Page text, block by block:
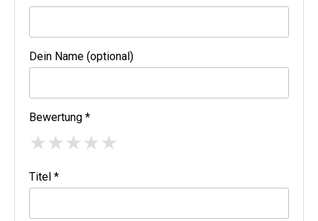
Dein Name (optional)
Bewertung *
★★★★★
Titel *